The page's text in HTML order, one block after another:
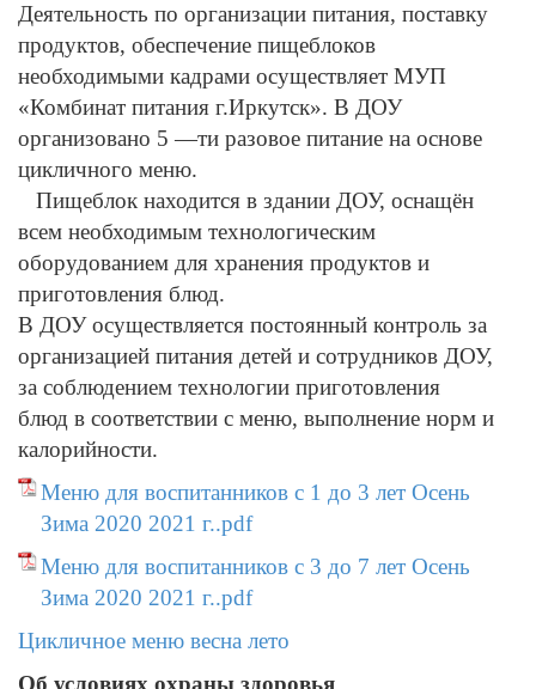
Деятельность по организации питания, поставку
продуктов, обеспечение пищеблоков
необходимыми кадрами осуществляет МУП
«Комбинат питания г.Иркутск». В ДОУ
организовано 5 —ти разовое питание на основе
цикличного меню.
Пищеблок находится в здании ДОУ, оснащён
всем необходимым технологическим
оборудованием для хранения продуктов и
приготовления блюд.
В ДОУ осуществляется постоянный контроль за
организацией питания детей и сотрудников ДОУ,
за соблюдением технологии приготовления
блюд в соответствии с меню, выполнение норм и
калорийности.
Меню для воспитанников с 1 до 3 лет Осень
Зима 2020 2021 г..pdf
Меню для воспитанников с 3 до 7 лет Осень
Зима 2020 2021 г..pdf
Цикличное меню весна лето
Об условиях охраны здоровья